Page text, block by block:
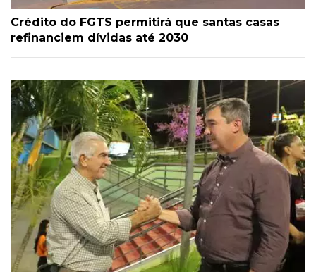
Crédito do FGTS permitirá que santas casas
refinanciem dívidas até 2030